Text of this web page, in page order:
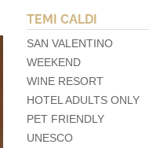
TEMI CALDI
SAN VALENTINO
WEEKEND
WINE RESORT
HOTEL ADULTS ONLY
PET FRIENDLY
UNESCO